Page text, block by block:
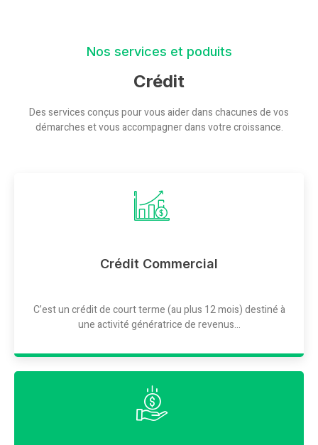
Nos services et poduits
Crédit
Des services conçus pour vous aider dans chacunes de vos
démarches et vous accompagner dans votre croissance.
Crédit Commercial
C’est un crédit de court terme (au plus 12 mois) destiné à
une activité génératrice de revenus...